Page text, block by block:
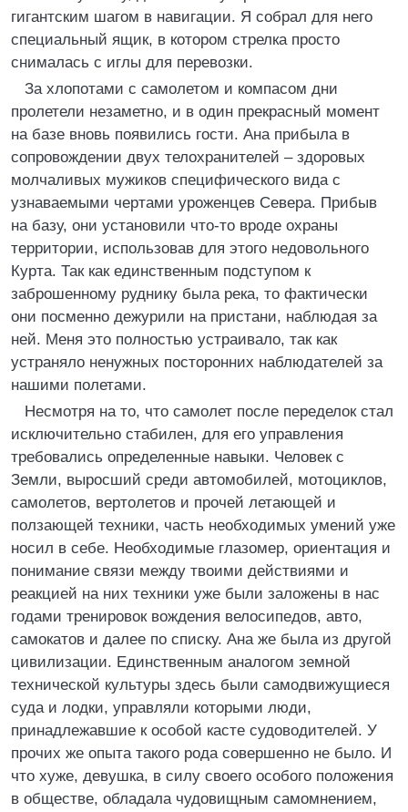
гигантским шагом в навигации. Я собрал для него
специальный ящик, в котором стрелка просто
снималась с иглы для перевозки.
За хлопотами с самолетом и компасом дни
пролетели незаметно, и в один прекрасный момент
на базе вновь появились гости. Ана прибыла в
сопровождении двух телохранителей – здоровых
молчаливых мужиков специфического вида с
узнаваемыми чертами уроженцев Севера. Прибыв
на базу, они установили что-то вроде охраны
территории, использовав для этого недовольного
Курта. Так как единственным подступом к
заброшенному руднику была река, то фактически
они посменно дежурили на пристани, наблюдая за
ней. Меня это полностью устраивало, так как
устраняло ненужных посторонних наблюдателей за
нашими полетами.
Несмотря на то, что самолет после переделок стал
исключительно стабилен, для его управления
требовались определенные навыки. Человек с
Земли, выросший среди автомобилей, мотоциклов,
самолетов, вертолетов и прочей летающей и
ползающей техники, часть необходимых умений уже
носил в себе. Необходимые глазомер, ориентация и
понимание связи между твоими действиями и
реакцией на них техники уже были заложены в нас
годами тренировок вождения велосипедов, авто,
самокатов и далее по списку. Ана же была из другой
цивилизации. Единственным аналогом земной
технической культуры здесь были самодвижущиеся
суда и лодки, управляли которыми люди,
принадлежавшие к особой касте судоводителей. У
прочих же опыта такого рода совершенно не было. И
что хуже, девушка, в силу своего особого положения
в обществе, обладала чудовищным самомнением,